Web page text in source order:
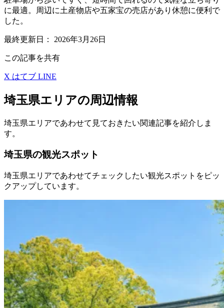
に最適。周辺に土産物店や五家宝の売店があり休憩に便利で
した。
最終更新日： 2026年3月26日
この記事を共有
X はてブ LINE
埼玉県エリアの周辺情報
埼玉県エリアであわせて見ておきたい関連記事を紹介しま
す。
埼玉県の観光スポット
埼玉県エリアであわせてチェックしたい観光スポットをピッ
クアップしています。